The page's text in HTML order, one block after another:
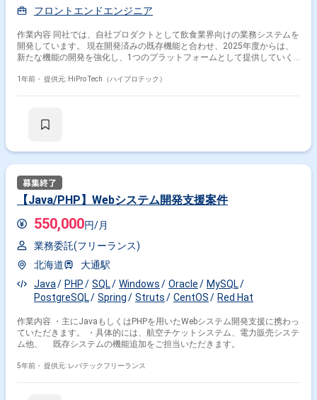
フロントエンドエンジニア
作業内容 同社では、自社プロダクトとして飲食業界向けの業務システムを
開発しています。 現在開発済みの既存機能と合わせ、2025年度からは、
新たな機能の開発を強化し、1つのプラットフォームとして提供していく
として、詳細設計フェーズよりジョインいただき、テストまで一貫して関
島） └インフラ1名、フロントエンド1名、バックエンド2～3名 ※数年規模
を予定しております。
1年前・ 提供元: HiPro Tech（ハイプロテック）
【Java/PHP】Webシステム開発支援案件
550,000円/月
業務委託(フリーランス)
北海道
大通駅
Java
PHP SQL Windows Oracle
MySQL
PostgreSQL
Spring Struts CentOS Red Hat
作業内容 ・主にJavaもしくはPHPを用いたWebシステム開発支援に携わっ
ていただきます。 ・具体的には、航空チケットシステム、電力販売システ
ム他、 既存システムの機能追加をご担当いただきます。
5年前・ 提供元: レバテックフリーランス